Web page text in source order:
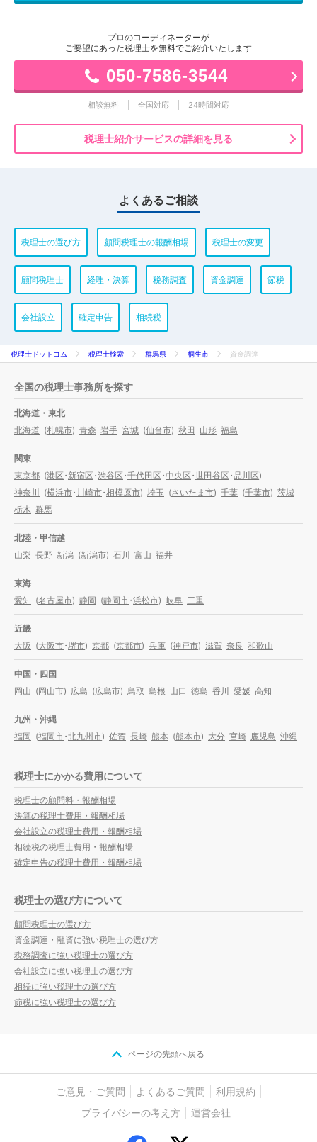
プロのコーディネーターが
ご要望にあった税理士を無料でご紹介いたします
050-7586-3544
相談無料 全国対応 24時間対応
税理士紹介サービスの詳細を見る
よくあるご相談
税理士の選び方 顧問税理士の報酬相場 税理士の変更
顧問税理士 経理・決算 税務調査 資金調達 節税
会社設立 確定申告 相続税
税理士ドットコム 税理士検索 群馬県 桐生市 資金調達
全国の税理士事務所を探す
北海道・東北
北海道 (札幌市) 青森 岩手 宮城 (仙台市) 秋田 山形 福島
関東
東京都 (港区・新宿区・渋谷区・千代田区・中央区・世田谷区・品川区)
神奈川
(横浜市・川崎市・相模原市) 埼玉 (さいたま市) 千葉 (千葉市) 茨城
栃木 群馬
北陸・甲信越
山梨 長野 新潟 (新潟市) 石川 富山 福井
東海
愛知 (名古屋市) 静岡 (静岡市・浜松市) 岐阜 三重
近畿
大阪 (大阪市・堺市) 京都 (京都市) 兵庫 (神戸市) 滋賀 奈良 和歌山
中国・四国
岡山 (岡山市) 広島 (広島市) 鳥取 島根 山口 徳島 香川 愛媛 高知
九州・沖縄
福岡 (福岡市・北九州市) 佐賀 長崎 熊本 (熊本市) 大分 宮崎 鹿児島 沖縄
税理士にかかる費用について
税理士の顧問料・報酬相場
決算の税理士費用・報酬相場
会社設立の税理士費用・報酬相場
相続税の税理士費用・報酬相場
確定申告の税理士費用・報酬相場
税理士の選び方について
顧問税理士の選び方
資金調達・融資に強い税理士の選び方
税務調査に強い税理士の選び方
会社設立に強い税理士の選び方
相続に強い税理士の選び方
節税に強い税理士の選び方
ページの先頭へ戻る
ご意見・ご質問 よくあるご質問
利用規約
プライバシーの考え方
運営会社